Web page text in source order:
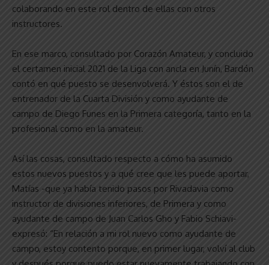
colaborando en este rol dentro de ellas con otros
instructores.
En ese marco, consultado por Corazón Amateur, y concluido
el certamen inicial 2021 de la Liga con ancla en Junín, Bardón
contó en qué puesto se desenvolverá. Y éstos son el de
entrenador de la Cuarta División y como ayudante de
campo de Diego Funes en la Primera categoría, tanto en la
profesional como en la amateur.
Así las cosas, consultado respecto a cómo ha asumido
estos nuevos puestos y a qué cree que les puede aportar,
Matías -que ya había tenido pasos por Rivadavia como
instructor de divisiones inferiores, de Primera y como
ayudante de campo de Juan Carlos Gho y Fabio Schiavi-
expresó: “En relación a mi rol nuevo como ayudante de
campo, estoy contento porque, en primer lugar, volví al club